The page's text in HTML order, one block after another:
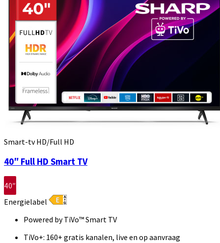
Smart-tv HD/Full HD
40″ Full HD Smart TV
40″
Energielabel
Powered by TiVo™ Smart TV
TiVo+: 160+ gratis kanalen, live en op aanvraag